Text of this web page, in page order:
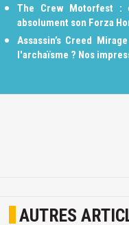
The Crew Motorfest :
absolument son Forza
Assassin’s Creed
l'archaïsme ? Nos
AUTRES